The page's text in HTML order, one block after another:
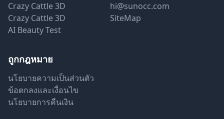
Crazy Cattle 3D
Crazy Cattle 3D
AI Beauty Test
hi@sunocc.com
SiteMap
ถูกกฎหมาย
นโยบายความเป็นส่วนตัว
ข้อตกลงและเงื่อนไข
นโยบายการคืนเงิน